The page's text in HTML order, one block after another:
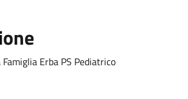
Famiglia Erba PS Pediatrico